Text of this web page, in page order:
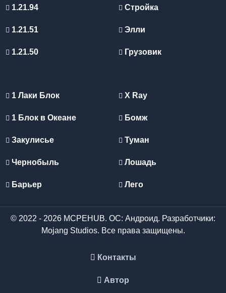
1.21.94
1.21.51
1.21.50
Стройка
Элли
Грузовик
1 Лаки Блок
1 Блок в Океане
Закулисье
Чернобыль
Барьер
X Ray
Бомж
Туман
Лошадь
Лего
© 2022 - 2026 MCPEHUB. ОС: Андроид. Разработчики:
Mojang Studios. Все права защищены.
Контакты
Автор